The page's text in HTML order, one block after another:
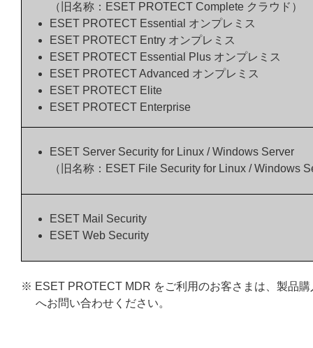
（旧名称：ESET PROTECT Complete クラウド）
ESET PROTECT Essential オンプレミス
ESET PROTECT Entry オンプレミス
ESET PROTECT Essential Plus オンプレミス
ESET PROTECT Advanced オンプレミス
ESET PROTECT Elite
ESET PROTECT Enterprise
ESET Server Security for Linux / Windows Server
（旧名称：ESET File Security for Linux / Windows
ESET Mail Security
ESET Web Security
※ ESET PROTECT MDR をご利用のお客さまは、製品
へお問い合わせください。